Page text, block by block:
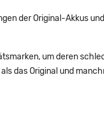
der Original-Akkus
um deren
das Original und